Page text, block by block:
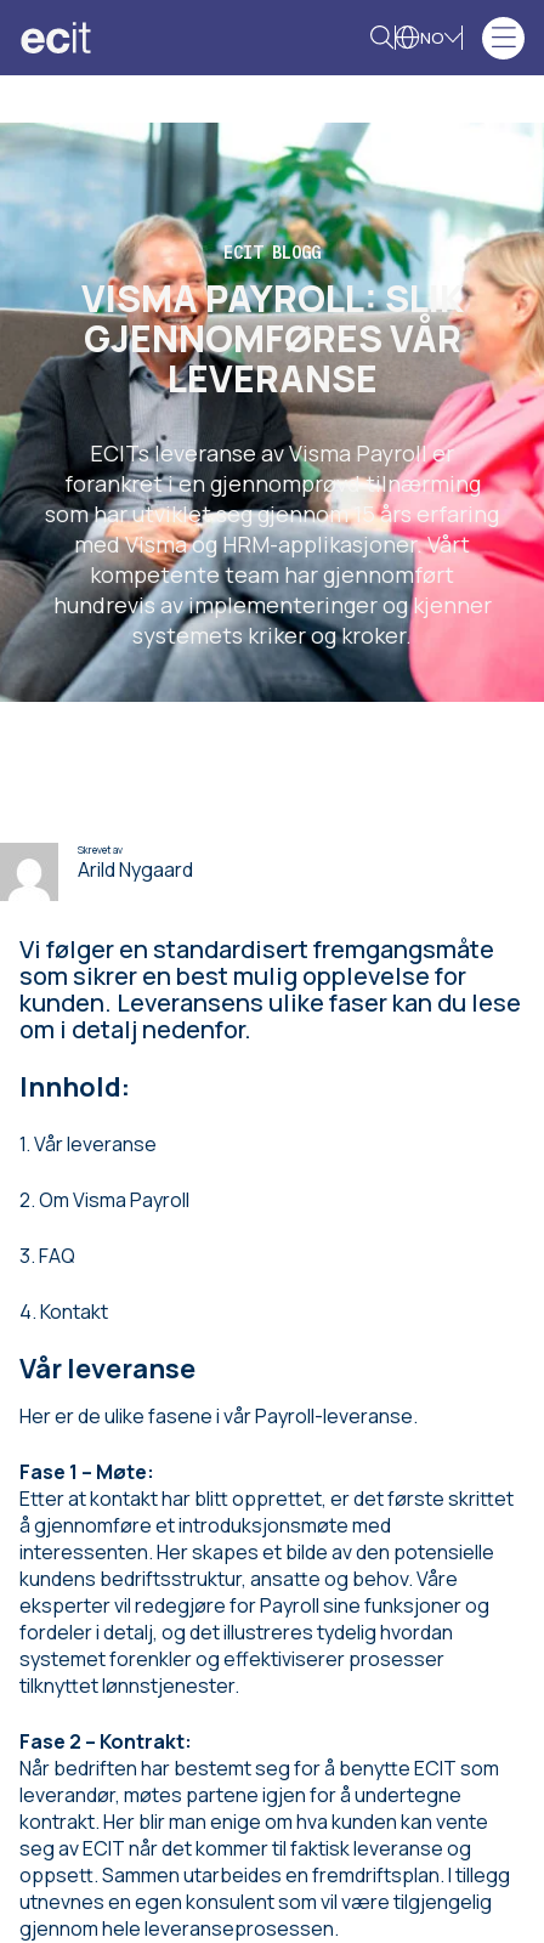
NO
ECIT BLOGG
VISMA PAYROLL: SLIK
GJENNOMFØRES VÅR
LEVERANSE
ECITs leveranse av Visma Payroll er
forankret i en gjennomprøvd tilnærming
som har utviklet seg gjennom 15 års erfaring
med Visma og HRM-applikasjoner. Vårt
kompetente team har gjennomført
hundrevis av implementeringer og kjenner
systemets kriker og kroker.
Skrevet av
Arild Nygaard
Vi følger en standardisert fremgangsmåte
som sikrer en best mulig opplevelse for
kunden. Leveransens ulike faser kan du lese
om i detalj nedenfor.
Innhold:
1. Vår leveranse
2. Om Visma Payroll
3. FAQ
4. Kontakt
Vår leveranse
Her er de ulike fasene i vår Payroll-leveranse.
Fase 1 – Møte:
Etter at kontakt har blitt opprettet, er det første skrittet
å gjennomføre et introduksjonsmøte med
interessenten. Her skapes et bilde av den potensielle
kundens bedriftsstruktur, ansatte og behov. Våre
eksperter vil redegjøre for Payroll sine funksjoner og
fordeler i detalj, og det illustreres tydelig hvordan
systemet forenkler og effektiviserer prosesser
tilknyttet lønnstjenester.
Fase 2 – Kontrakt:
Når bedriften har bestemt seg for å benytte ECIT som
leverandør, møtes partene igjen for å undertegne
kontrakt. Her blir man enige om hva kunden kan vente
seg av ECIT når det kommer til faktisk leveranse og
oppsett. Sammen utarbeides en fremdriftsplan. I tillegg
utnevnes en egen konsulent som vil være tilgjengelig
gjennom hele leveranseprosessen.